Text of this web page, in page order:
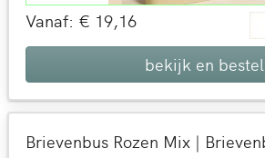
Vanaf: € 19,16
bekijk en bestel